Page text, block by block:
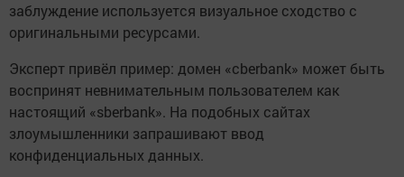
заблуждение используется визуальное сходство с
оригинальными ресурсами.
Эксперт привёл пример: домен «cberbank» может быть
воспринят невнимательным пользователем как
настоящий «sberbank». На подобных сайтах
злоумышленники запрашивают ввод
конфиденциальных данных.